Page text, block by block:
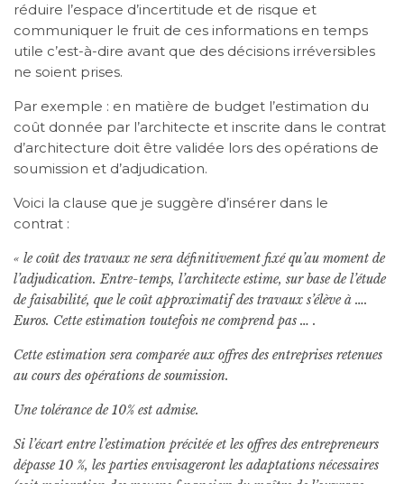
réduire l’espace d’incertitude et de risque et
communiquer le fruit de ces informations en temps
utile c’est-à-dire avant que des décisions irréversibles
ne soient prises.
Par exemple : en matière de budget l’estimation du
coût donnée par l’architecte et inscrite dans le contrat
d’architecture doit être validée lors des opérations de
soumission et d’adjudication.
Voici la clause que je suggère d’insérer dans le
contrat :
« le coût des travaux ne sera définitivement fixé qu’au moment de
l’adjudication. Entre-temps, l’architecte estime, sur base de l’étude
de faisabilité, que le coût approximatif des travaux s’élève à ….
Euros. Cette estimation toutefois ne comprend pas … .
Cette estimation sera comparée aux offres des entreprises retenues
au cours des opérations de soumission.
Une tolérance de 10% est admise.
Si l’écart entre l’estimation précitée et les offres des entrepreneurs
dépasse 10 %, les parties envisageront les adaptations nécessaires